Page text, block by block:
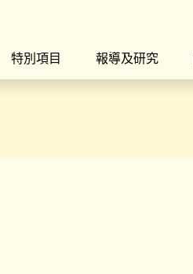
特別項目 報導及研究